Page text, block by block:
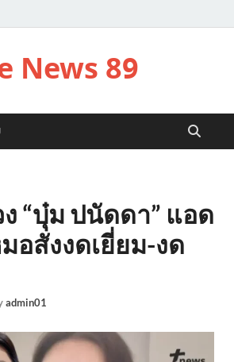
News 89
“บุ๋ม ปนัดดา” แอด
อสั่งงดเยี่ยม-งด
admin01